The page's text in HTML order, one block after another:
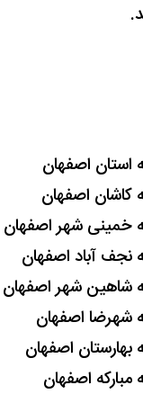
استان اصفهان
کاشان اصفهان
به خمینی شهر اصفهان
نجف آباد اصفهان
به شاهین شهر اصفهان
شهرضا اصفهان
بهارستان اصفهان
مبارکه اصفهان